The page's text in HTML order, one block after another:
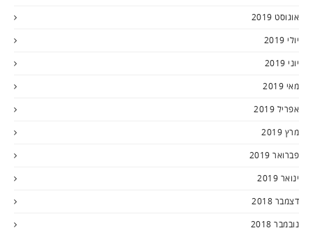
אוגוסט 2019
יולי 2019
יוני 2019
מאי 2019
אפריל 2019
מרץ 2019
פברואר 2019
ינואר 2019
דצמבר 2018
נובמבר 2018